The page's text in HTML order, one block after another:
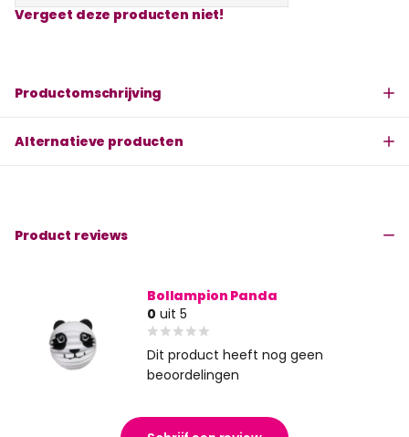
Vergeet deze producten niet!
Productomschrijving
Alternatieve producten
Product reviews
Bollampion Panda
0 uit 5
Dit product heeft nog geen
beoordelingen